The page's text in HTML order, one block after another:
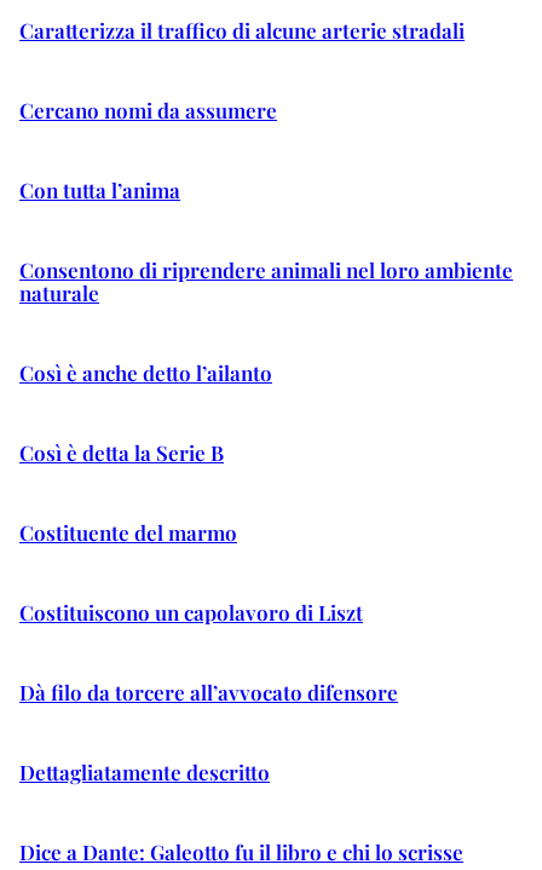
Caratterizza il traffico di alcune arterie stradali
Cercano nomi da assumere
Con tutta l’anima
Consentono di riprendere animali nel loro ambiente
naturale
Così è anche detto l’ailanto
Così è detta la Serie B
Costituente del marmo
Costituiscono un capolavoro di Liszt
Dà filo da torcere all’avvocato difensore
Dettagliatamente descritto
Dice a Dante: Galeotto fu il libro e chi lo scrisse